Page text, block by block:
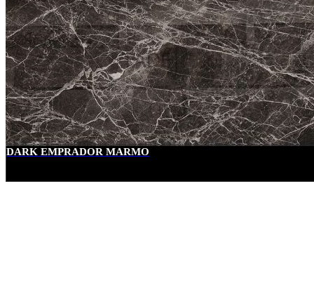
DARK EMPRADOR MARMO